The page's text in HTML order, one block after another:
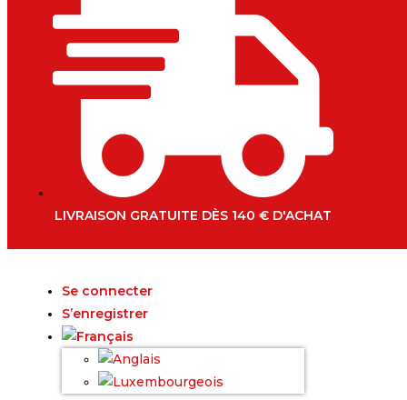
LIVRAISON GRATUITE DÈS 140 € D'ACHAT
Se connecter
S’enregistrer